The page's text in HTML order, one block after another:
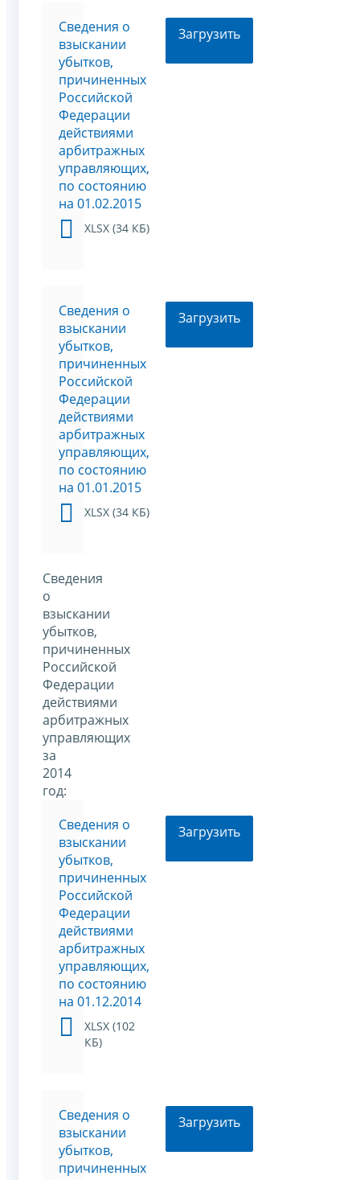
Сведения о
взыскании
убытков,
причиненных
Российской
Федерации
действиями
арбитражных
управляющих,
по состоянию
на 01.02.2015
XLSX (34 КБ)
Загрузить
Сведения о
взыскании
убытков,
причиненных
Российской
Федерации
действиями
арбитражных
управляющих,
по состоянию
на 01.01.2015
XLSX (34 КБ)
Загрузить
Сведения
о
взыскании
убытков,
причиненных
Российской
Федерации
действиями
арбитражных
управляющих
за
2014
год:
Сведения о
взыскании
убытков,
причиненных
Российской
Федерации
действиями
арбитражных
управляющих,
по состоянию
на 01.12.2014
XLSX (102
КБ)
Загрузить
Сведения о
взыскании
убытков,
причиненных
Загрузить